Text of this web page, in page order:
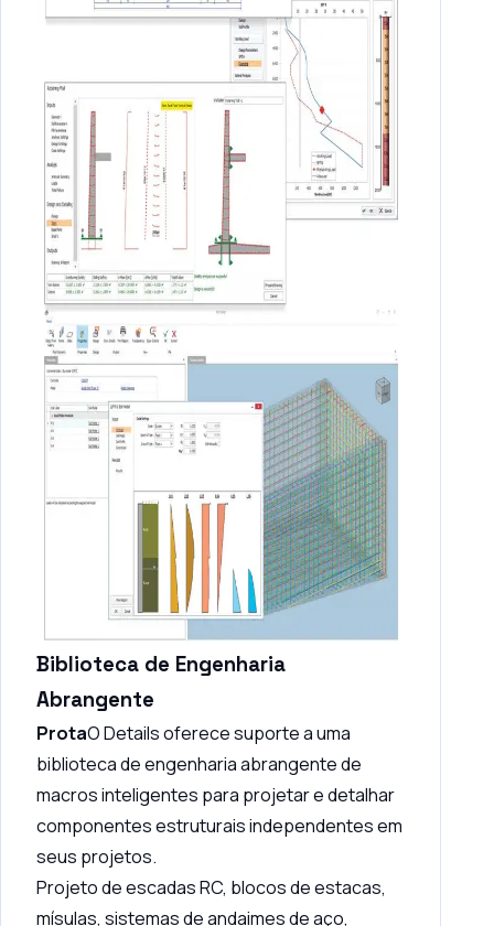
Biblioteca de Engenharia
Abrangente
ProtaO Details oferece suporte a uma
biblioteca de engenharia abrangente de
macros inteligentes para projetar e detalhar
componentes estruturais independentes em
seus projetos.
Projeto de escadas RC, blocos de estacas,
mísulas, sistemas de andaimes de aço,